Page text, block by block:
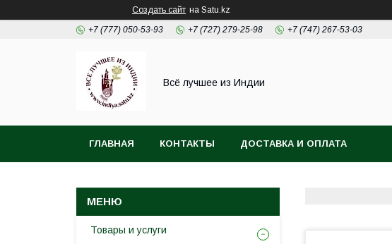
Создать сайт на Satu.kz
+7 (777) 050-53-93 +7 (727) 279-25-98 +7 (747) 267-53-03
Всё лучшее из Индии
ГЛАВНАЯ КОНТАКТЫ ДОСТАВКА И ОПЛАТА
Товары и услуги